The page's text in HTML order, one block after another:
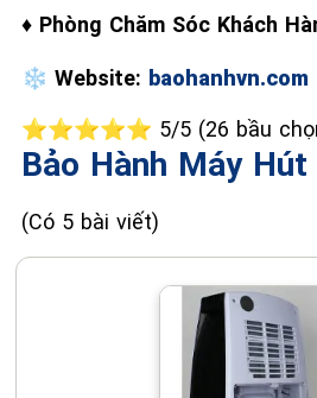
♦ Phòng Chăm Sóc Khách
❄️ Website: baohanhvn.com
⭐⭐⭐⭐⭐ 5/5 (26 bầu
Bảo Hành Máy
(Có 5 bài viết)